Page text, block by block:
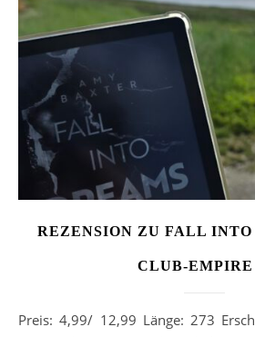
REZENSION ZU FALL INTO
CLUB-EMPIRE
Preis: 4,99/ 12,99 Länge: 273 Erschienen: 1. März 2026